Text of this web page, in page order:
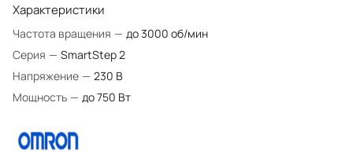
Характеристики
Частота вращения — до 3000 об/мин
Серия — SmartStep 2
Напряжение — 230 В
Мощность — до 750 Вт